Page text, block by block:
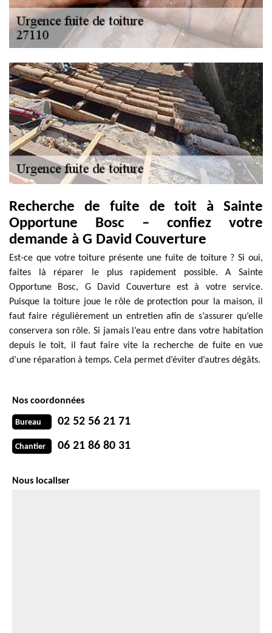
Recherche de fuite de toit à Sainte
Opportune Bosc – confiez votre
demande à G David Couverture
Est-ce que votre toiture présente une fuite de toiture ? Si oui,
faites là réparer le plus rapidement possible. A Sainte
Opportune Bosc, G David Couverture est à votre service.
Puisque la toiture joue le rôle de protection pour la maison, il
faut faire régulièrement un entretien afin de s’assurer qu’elle
conservera son rôle. Si jamais l’eau entre dans votre habitation
depuis le toit, il faut faire vite la recherche de fuite en vue
d’une réparation à temps. Cela permet d’éviter d’autres dégâts.
Nos coordonnées
Bureau 02 52 56 21 71
Chantier 06 21 86 80 31
Nous localiser